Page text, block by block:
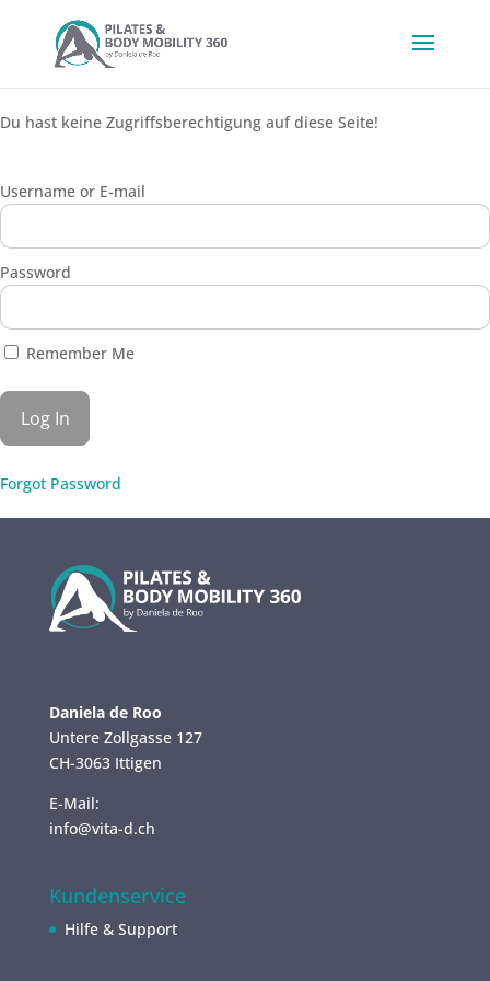
Du hast keine Zugriffsberechtigung auf diese Seite!
Username or E-mail
Password
Remember Me
Forgot Password
Daniela de Roo
Untere Zollgasse 127
CH-3063 Ittigen
E-Mail:
info@vita-d.ch
Kundenservice
Hilfe & Support